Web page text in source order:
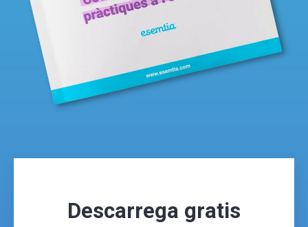
Descarrega gratis